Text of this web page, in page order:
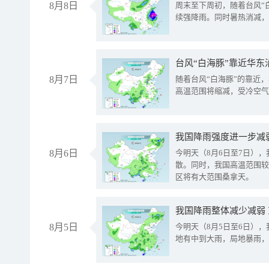
8月8日
周末至下周初，随着台风“
续强降雨。同时暑热消减
8月7日
台风“白海豚”靠近华
随着台风“白海豚”的靠近
高温范围将缩减，受冷空
8月6日
今明天（8月6日至7日）
散。同时，我国高温范围
区将有大范围桑拿天。
8月5日
我国降雨整体减少减弱
今明天（8月5日至6日）
地有中到大雨，局地暴雨